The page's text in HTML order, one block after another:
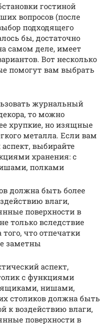
гостиной
вопросов (после
подходящего
бы, достаточно
самом деле, имеет
Вот несколько
помогут вам выбрать
журнальный
то можно
хрупкие, но изящные
металла. Если вам
выбирайте
хранения: с
полками
должна быть более
влаги,
поверхности в
только вследствие
что отпечатки
заметны
аспект,
с функциями
нишами,
столиков должна быть
к воздействию влаги,
поверхности в